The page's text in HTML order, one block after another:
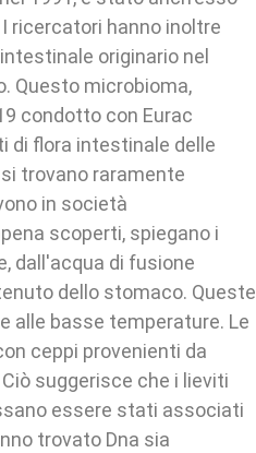
ricercatori hanno inoltre
originario nel
Questo microbioma,
condotto con Eurac
di flora intestinale delle
trovano raramente
in società
scoperti, spiegano i
dall'acqua di fusione
dello stomaco. Queste
alle basse temperature. Le
ceppi provenienti da
suggerisce che i lieviti
essere stati associati
trovato Dna sia